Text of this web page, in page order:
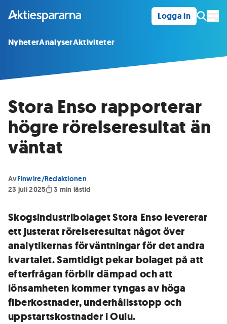
Logga in
NyheterAnalyserAktiviteter
Stora Enso rapporterar
högre rörelseresultat än
väntat
AvFinwire/Redaktionen
23 juli 2025
3 min lästid
Skogsindustribolaget Stora Enso levererar
ett justerat rörelseresultat något över
analytikernas förväntningar för det andra
kvartalet. Samtidigt pekar bolaget på att
efterfrågan förblir dämpad och att
lönsamheten kommer tyngas av höga
fiberkostnader, underhållsstopp och
uppstartskostnader i Oulu.